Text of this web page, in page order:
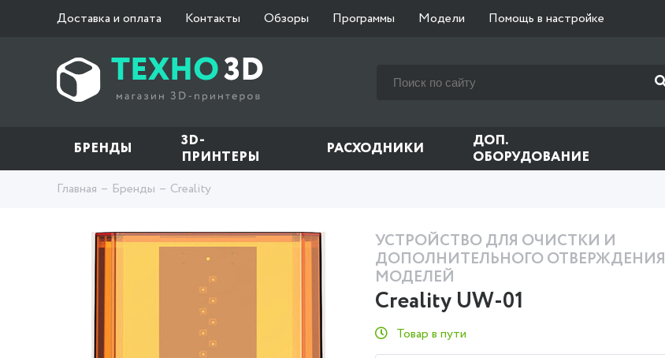
Доставка и оплата Контакты Обзоры Программы Модели Помощь в настройке
БРЕНДЫ
3D-
ПРИНТЕРЫ
РАСХОДНИКИ
ДОП.
ОБОРУДОВАНИЕ
Главная Бренды Creality
УСТРОЙСТВО ДЛЯ ОЧИСТКИ И
ДОПОЛНИТЕЛЬНОГО ОТВЕРЖДЕНИЯ
МОДЕЛЕЙ
Creality UW-01
Товар в пути